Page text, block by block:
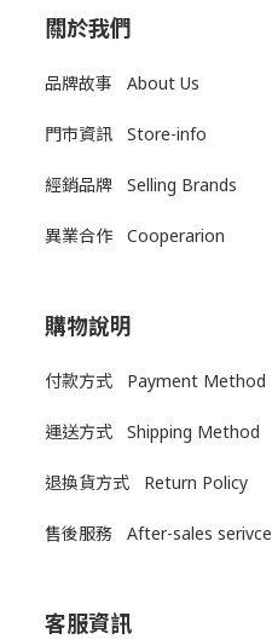
關於我們
品牌故事 About Us
門市資訊 Store-info
經銷品牌 Selling Brands
異業合作 Cooperarion
購物說明
付款方式 Payment Method
運送方式 Shipping Method
退換貨方式 Return Policy
售後服務 After-sales serivce
客服資訊